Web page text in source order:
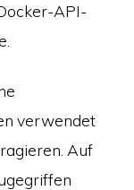
API-
verwendet
Auf